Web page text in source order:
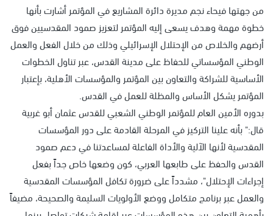
من جهتها فيحاء نجم مديرة دائرة المشاريع في المؤتمر أشارت بأنها
خطوة مهمة وهدف يسعى إليه المؤتمر لتعزيز صمود المقدسيين فوق
أرضهم والخلاص من الإحتلال الإسرائيلي وذلك من خلال الفعل والعمل
الوطني المؤسساتي للحفاظ على مدينة القدس، عبر تناول الخطوات
الأساسية للشراكة والتعاون بين المؤتمر والمؤسسات الأهلية، بإعتبار
المؤتمر يشكل الأساس والمظلة للعمل في القدس.
بدوره الأمين العام للمؤتمر الوطني الشعبي للقدس عثمان أبو غربية
قال:" بأنه علينا التركيز في المرحلة القادمة على دور المؤسسات
المقدسية لأنها الآلية والأداة الفاعلة لمساعدتنا في دعم صمود
القدس والحفظ على طابعها العربي، كون وضعها خاص جداً بفعل
إجراءات الإحتلال"، مشدداً على ضرورة تكافل المؤسسات المقدسية
والعمل عبر برنامج متكامل ووضع الأولويات السليمة والصحيحة، مضيفاً